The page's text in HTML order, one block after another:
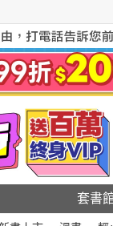
套書